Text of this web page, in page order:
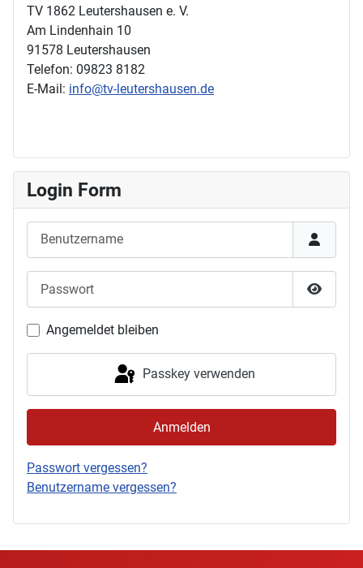
TV 1862 Leutershausen e. V.
Am Lindenhain 10
91578 Leutershausen
Telefon: 09823 8182
E-Mail: info@tv-leutershausen.de
Login Form
Angemeldet bleiben
Passkey verwenden
Anmelden
Passwort vergessen?
Benutzername vergessen?